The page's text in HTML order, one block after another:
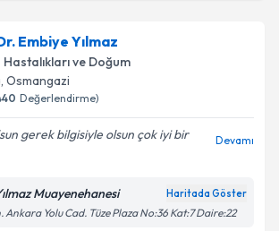
Embiye Yılmaz
Hastalıkları ve Doğum
, Osmangazi
Değerlendirme)
gerek bilgisiyle olsun çok iyi bir
Devamı
Muayenehanesi Haritada Göster
Yolu Cad. Tüze Plaza No:36 Kat:7 Daire:22